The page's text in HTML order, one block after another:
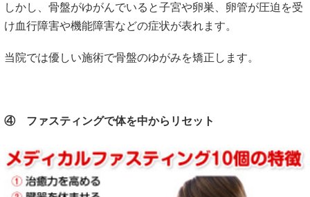
しかし、骨盤がゆがんでいると子宮や卵巣、卵管が圧迫を受
け血行障害や機能障害などの症状が表れます。
当院では優しい施術で骨盤のゆがみを矯正します。
④ ファスティングで体を中からリセット